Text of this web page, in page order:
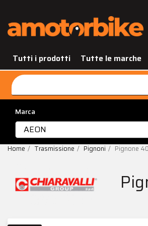
Tutti i prodotti Tutte le marche
Marca
AEON
Home Trasmissione Pignoni Pignone